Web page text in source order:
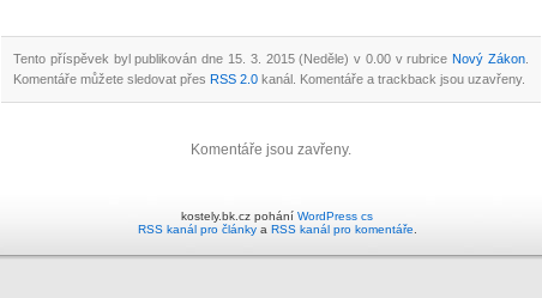
Tento příspěvek byl publikován dne 15. 3. 2015 (Neděle) v 0.00 v rubriceNový Zákon
Komentáře můžete sledovat přes RSS 2.0 kanál. Komentáře a trackback jsou uzavřeny.
Komentáře jsou zavřeny.
kostely.bk.cz pohání WordPress cs
RSS kanál pro článkya RSS kanál pro komentáře